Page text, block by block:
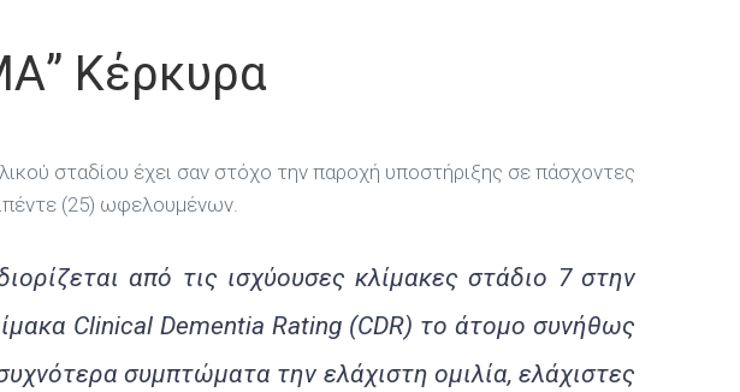
Κέρκυρα
σταδίου έχει σαν στόχο την παροχή υποστήριξης σε πάσχοντες
(25) ωφελουμένων.
από τις ισχύουσες κλίμακες στάδιο 7 στην
Clinical Dementia Rating (CDR) το άτομο συνήθως
συμπτώματα την ελάχιστη ομιλία, ελάχιστες